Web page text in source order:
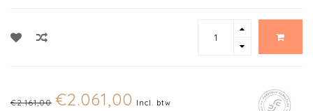
€2.161,00 €2.061,00 Incl. btw